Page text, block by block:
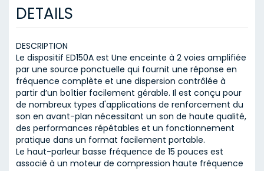
to
the
beginning
of
the
images
gallery
DETAILS
DESCRIPTION
Le dispositif ED150A est Une enceinte à 2 voies amplifiée
par une source ponctuelle qui fournit une réponse en
fréquence complète et une dispersion contrôlée à
partir d’un boîtier facilement gérable. Il est conçu pour
de nombreux types d'applications de renforcement du
son en avant-plan nécessitant un son de haute qualité,
des performances répétables et un fonctionnement
pratique dans un format facilement portable.
Le haut-parleur basse fréquence de 15 pouces est
associé à un moteur de compression haute fréquence